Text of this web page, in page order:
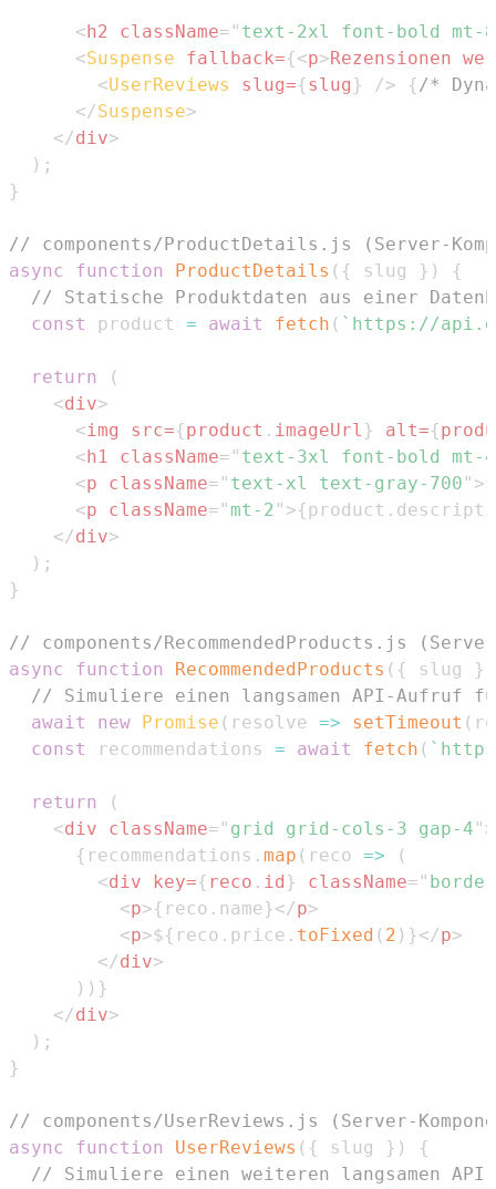
<h2 className= " text-2xl font-bold mt-8
<Suspense fallback={<p>Rezensionen
<UserReviews slug={slug } /> {/*
</Suspense>
</div>
) ;
}
// components/ProductDetails.js (Server-
async
function ProductDetails ( { slug } )
{
// Statische Produktdaten aus einer
const
product = await fetch ( ` https://
return
(
<div>
<img src={product . imageUrl } alt={
<h1 className= " text-3xl font-bold mt-4
<p className= " text-xl text-gray-700 " >
<p className= " mt-2 " >{product .
</div>
) ;
}
// components/RecommendedProducts.js
async
function RecommendedProducts ( { slug }
// Simuliere einen langsamen API-Aufruf für
await
new Promise ( resolve => setTimeout (
const
recommendations = await fetch ( `
return
(
<div className= " grid grid-cols-3 gap-4 " >
{ recommendations . map ( reco =>
(
<div key={ reco . id } className= "
<p>{ reco . name}</p>
<p>${ reco . price . toFixed ( 2 ) }</p>
</div>
) ) }
</div>
) ;
}
// components/UserReviews.js (Server-
async
function UserReviews ( { slug } )
{
// Simuliere einen weiteren langsamen